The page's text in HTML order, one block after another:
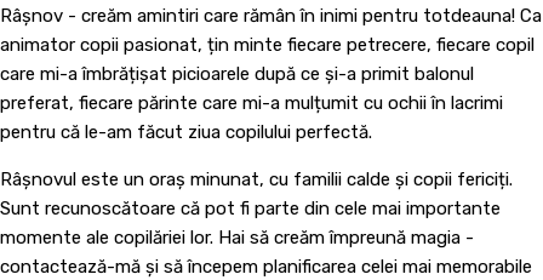
Râșnov - creăm amintiri care rămân în inimi pentru totdeauna! Ca
animator copii pasionat, țin minte fiecare petrecere, fiecare copil
care mi-a îmbrățișat picioarele după ce și-a primit balonul
preferat, fiecare părinte care mi-a mulțumit cu ochii în lacrimi
pentru că le-am făcut ziua copilului perfectă.
Râșnovul este un oraș minunat, cu familii calde și copii fericiți.
Sunt recunoscătoare că pot fi parte din cele mai importante
momente ale copilăriei lor. Hai să creăm împreună magia -
contactează-mă și să începem planificarea celei mai memorabile